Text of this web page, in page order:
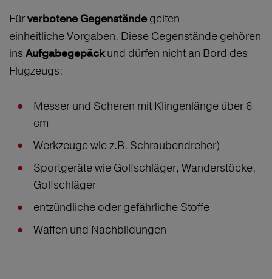
Fürverbotene Gegenständegelten
einheitliche Vorgaben. Diese Gegenstände gehören
ins Aufgabegepäckund dürfen nicht an Bord des
Flugzeugs:
Messer und Scheren mit Klingenlänge über 6
cm
Werkzeuge wie z.B. Schraubendreher)
Sportgeräte wie Golfschläger, Wanderstöcke,
Golfschläger
entzündliche oder gefährliche Stoffe
Waffen und Nachbildungen